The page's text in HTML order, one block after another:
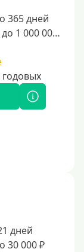
365 дней
от 1 000 до 1 000 000 ₽
дней
30 000 ₽